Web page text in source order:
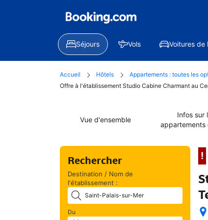
Séjours Vols Voitures de
Accueil Hôtels Appartements : toutes les
Offre à l'établissement Studio Cabine Charmant au
Vue d'ensemble
Infos sur
appartements
Rechercher
Destination / Nom de
l'établissement :
Du
!